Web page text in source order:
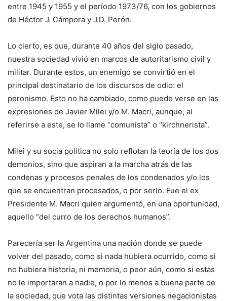
entre 1945 y 1955 y el período 1973/76, con los gobiernos
de Héctor J. Cámpora y J.D. Perón.
Lo cierto, es que, durante 40 años del siglo pasado,
nuestra sociedad vivió en marcos de autoritarismo civil y
militar. Durante estos, un enemigo se convirtió en el
principal destinatario de los discursos de odio: el
peronismo. Esto no ha cambiado, como puede verse en las
expresiones de Javier Milei y/o M. Macri, aunque, al
referirse a este, se lo llame “comunista” o “kirchnerista”.
Milei y su socia política no solo reflotan la teoría de los dos
demonios, sino que aspiran a la marcha atrás de las
condenas y procesos penales de los condenados y/o los
que se encuentran procesados, o por serlo. Fue el ex
Presidente M. Macri quien argumentó, en una oportunidad,
aquello “del curro de los derechos humanos”.
Parecería ser la Argentina una nación donde se puede
volver del pasado, como si nada hubiera ocurrido, como si
no hubiera historia, ni memoria, o peor aún, como si estas
no le importaran a nadie, o por lo menos a buena parte de
la sociedad, que vota las distintas versiones negacionistas